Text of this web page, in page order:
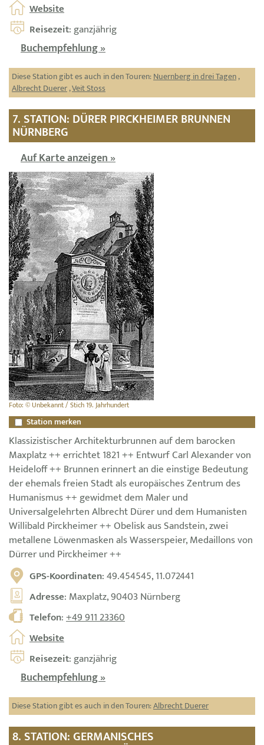
Website
Reisezeit: ganzjährig
Buchempfehlung »
Diese Station gibt es auch in den Touren:Nuernberg in drei Tagen,
Albrecht Duerer,Veit Stoss
7. STATION: DÜRER PIRCKHEIMER BRUNNEN
NÜRNBERG
Auf Karte anzeigen »
Foto: © Unbekannt / Stich 19. Jahrhundert
Station merken
Klassizistischer Architekturbrunnen auf dem barocken
Maxplatz ++ errichtet 1821 ++ Entwurf Carl Alexander von
Heideloff ++ Brunnen erinnert an die einstige Bedeutung
der ehemals freien Stadt als europäisches Zentrum des
Humanismus ++ gewidmet dem Maler und
Universalgelehrten Albrecht Dürer und dem Humanisten
Willibald Pirckheimer ++ Obelisk aus Sandstein, zwei
metallene Löwenmasken als Wasserspeier, Medaillons von
Dürrer und Pirckheimer ++
GPS-Koordinaten: 49.454545, 11.072441
Adresse: Maxplatz, 90403 Nürnberg
Telefon:+49 911 23360
Website
Reisezeit: ganzjährig
Buchempfehlung »
Diese Station gibt es auch in den Touren:Albrecht Duerer
8. STATION: GERMANISCHES